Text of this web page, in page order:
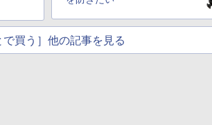
で買う］他の記事を見る